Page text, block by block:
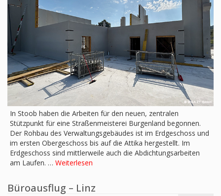
In Stoob haben die Arbeiten für den neuen, zentralen
Stützpunkt für eine Straßenmeisterei Burgenland begonnen.
Der Rohbau des Verwaltungsgebäudes ist im Erdgeschoss und
im ersten Obergeschoss bis auf die Attika hergestellt. Im
Erdgeschoss sind mittlerweile auch die Abdichtungsarbeiten
am Laufen. … Weiterlesen
Büroausflug – Linz